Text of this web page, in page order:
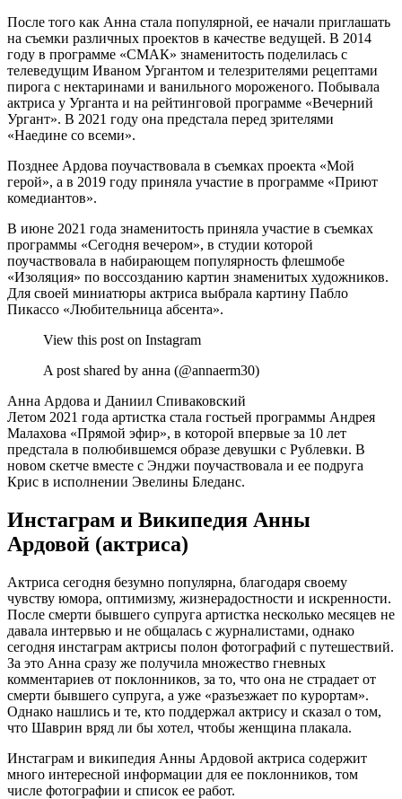
После того как Анна стала популярной, ее начали приглашать
на съемки различных проектов в качестве ведущей. В 2014
году в программе «СМАК» знаменитость поделилась с
телеведущим Иваном Ургантом и телезрителями рецептами
пирога с нектаринами и ванильного мороженого. Побывала
актриса у Урганта и на рейтинговой программе «Вечерний
Ургант». В 2021 году она предстала перед зрителями
«Наедине со всеми».
Позднее Ардова поучаствовала в съемках проекта «Мой
герой», а в 2019 году приняла участие в программе «Приют
комедиантов».
В июне 2021 года знаменитость приняла участие в съемках
программы «Сегодня вечером», в студии которой
поучаствовала в набирающем популярность флешмобе
«Изоляция» по воссозданию картин знаменитых художников.
Для своей миниатюры актриса выбрала картину Пабло
Пикассо «Любительница абсента».
View this post on Instagram
A post shared by анна (@annaerm30)
Анна Ардова и Даниил Спиваковский
Летом 2021 года артистка стала гостьей программы Андрея
Малахова «Прямой эфир», в которой впервые за 10 лет
предстала в полюбившемся образе девушки с Рублевки. В
новом скетче вместе с Энджи поучаствовала и ее подруга
Крис в исполнении Эвелины Бледанс.
Инстаграм и Википедия Анны
Ардовой (актриса)
Актриса сегодня безумно популярна, благодаря своему
чувству юмора, оптимизму, жизнерадостности и искренности.
После смерти бывшего супруга артистка несколько месяцев не
давала интервью и не общалась с журналистами, однако
сегодня инстаграм актрисы полон фотографий с путешествий.
За это Анна сразу же получила множество гневных
комментариев от поклонников, за то, что она не страдает от
смерти бывшего супруга, а уже «разъезжает по курортам».
Однако нашлись и те, кто поддержал актрису и сказал о том,
что Шаврин вряд ли бы хотел, чтобы женщина плакала.
Инстаграм и википедия Анны Ардовой актриса содержит
много интересной информации для ее поклонников, том
числе фотографии и список ее работ.